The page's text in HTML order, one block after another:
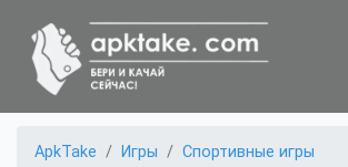
ApkTake Игры
Спортивные игры